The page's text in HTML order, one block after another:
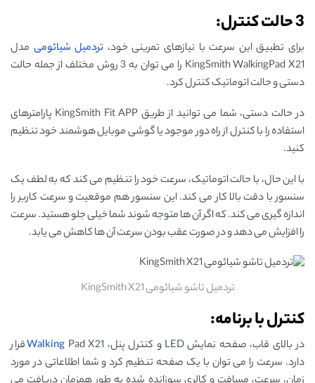
3 حالت کنترل:
برای تطبیق این سرعت با نیازهای تمرینی خود، تردمیل شیائومی مدل
KingSmith WalkingPad X21 را می توان به 3 روش مختلف از جمله حالت
دستی و حالت اتوماتیک کنترل کرد.
در حالت دستی، شما می توانید از طریق KingSmith Fit APP پارامترهای
استفاده را با کنترل از راه دور موجود یا گوشی موبایل هوشمند خود تنظیم
کنید.
با این حال، با حالت اتوماتیک، سرعت خود را تنظیم می کند که به لطف یک
سنسور با دقت بالا کار می کند. این سنسور هم موقعیت و سرعت کاربر را
اندازه گیری می کند. که اگر آن ها متوجه شوند شما خیلی جلو هستید. سرعت
را افزایش می دهد و در صورت عقب بودن سرعت آن ها کاهش می یابد.
تردمیل تاشو شیائومی KingSmith X21
کنترل با برنامه:
در بالای قاب، صفحه نمایش LED و کنترل پنل، WalkingPad X21 قرار
دارد. سرعت را می توان با یک صفحه تنظیم کرد و شما اطلاعاتی در مورد